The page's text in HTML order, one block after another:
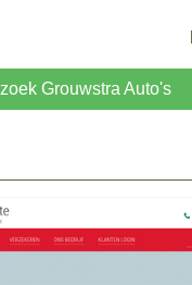
Grouwstra Auto's